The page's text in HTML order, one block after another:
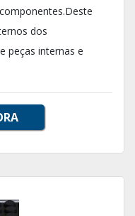
dos
peças internas e